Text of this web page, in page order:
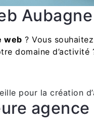
Aubagne
web ? Vous
domaine d’activité